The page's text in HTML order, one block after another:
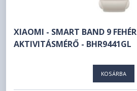
XIAOMI - SMART BAND 9 FEHÉR
AKTIVITÁSMÉRŐ - BHR9441GL
KOSÁRBA